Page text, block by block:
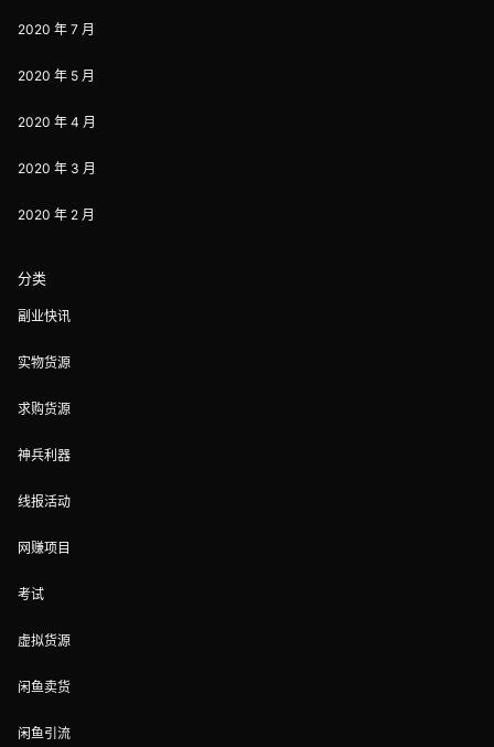
2020 年 7 月
2020 年 5 月
2020 年 4 月
2020 年 3 月
2020 年 2 月
分类
副业快讯
实物货源
求购货源
神兵利器
线报活动
网赚项目
考试
虚拟货源
闲鱼卖货
闲鱼引流